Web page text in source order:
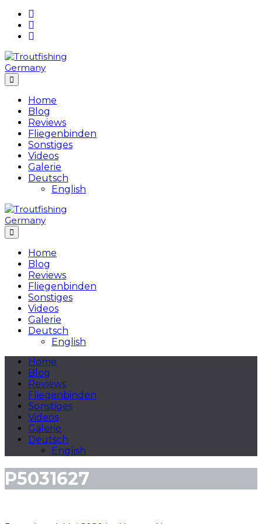
Skip
content
Home
Blog
Reviews
Fliegenbinden
Sonstiges
Videos
Galerie
Deutsch
English
Home
Blog
Reviews
Fliegenbinden
Sonstiges
Videos
Galerie
Deutsch
English
Home
Blog
Reviews
Fliegenbinden
Sonstiges
Videos
Galerie
Deutsch
English
P5031627